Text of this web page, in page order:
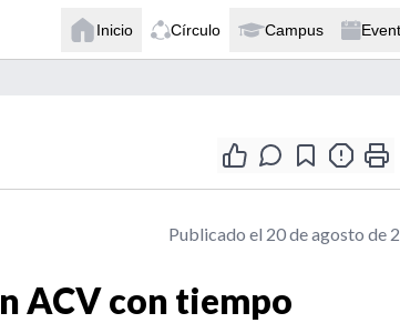
Inicio Círculo Campus
Publicado el 20 de agosto de
ACV con tiempo